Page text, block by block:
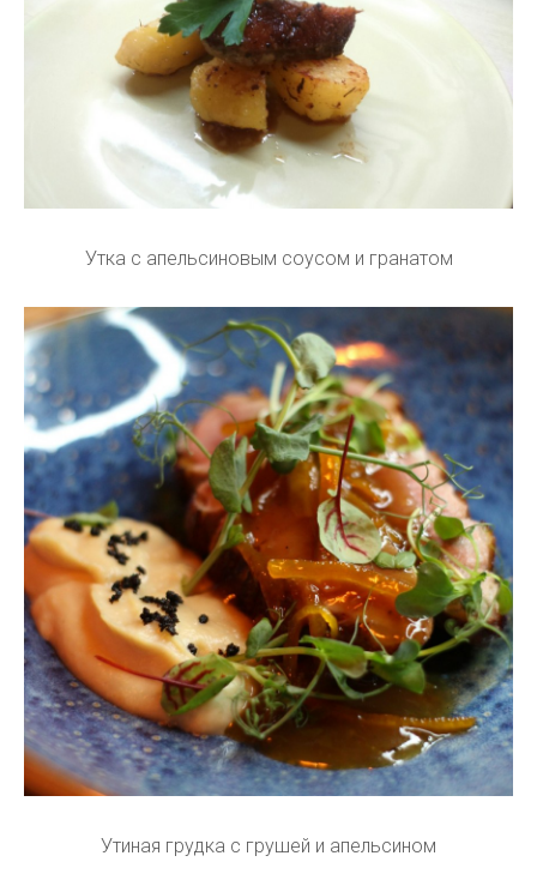
Утка с апельсиновым соусом и гранатом
Утиная грудка с грушей и апельсином